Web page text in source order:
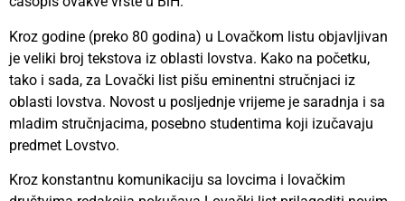
Kroz godine (preko 80 godina) u Lovačkom listu objavljivan
je veliki broj tekstova iz oblasti lovstva. Kako na početku,
tako i sada, za Lovački list pišu eminentni stručnjaci iz
oblasti lovstva. Novost u posljednje vrijeme je saradnja i sa
mladim stručnjacima, posebno studentima koji izučavaju
predmet Lovstvo.
Kroz konstantnu komunikaciju sa lovcima i lovačkim